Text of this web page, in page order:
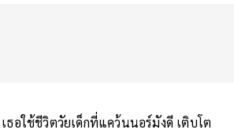
ธอใช้ชีวิตวัยเด็กที่แคว้นนอร์มังดี เติบโต